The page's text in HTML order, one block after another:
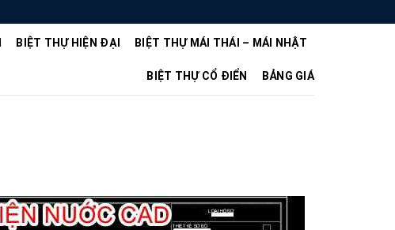
BIỆT THỰ HIỆN ĐẠI BIỆT THỰ MÁI THÁI – MÁI NHẬT
BIỆT THỰ CỔ ĐIỂN BẢNG GIÁ